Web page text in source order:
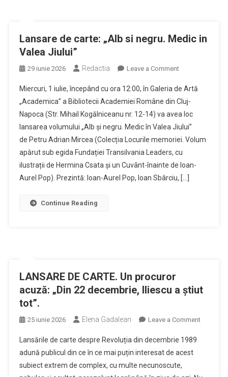
Lansare de carte: „Alb si negru. Medic in
Valea Jiului”
29 iunie 2026 Redactia Leave a Commenton
de
carte:
„Alb
si
negru.
Medic
in
Valea
Miercuri, 1 iulie, începând cu ora 12:00, în Galeria de Artă
„Academica” a Bibliotecii Academiei Române din Cluj-
Napoca (Str. Mihail Kogălniceanu nr. 12-14) va avea loc
lansarea volumului „Alb și negru. Medic în Valea Jiului”
de Petru Adrian Mircea (Colecția Locurile memoriei. Volum
apărut sub egida Fundației Transilvania Leaders, cu
ilustrații de Hermina Csata și un Cuvânt-înainte de Ioan-
Aurel Pop). Prezintă: Ioan-Aurel Pop, Ioan Sbârciu, […]
Continue Reading
LANSARE DE CARTE. Un procuror
acuză: „Din 22 decembrie, Iliescu a știut
tot”.
25 iunie 2026 Elena Gadalean Leave a Commenton
Lansările de carte despre Revoluția din decembrie 1989
adună publicul din ce în ce mai puțin interesat de acest
subiect extrem de complex, cu multe necunoscute,